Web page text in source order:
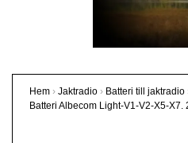
Hem › Jaktradio › Batteri till jaktradio
Batteri Albecom Light-V1-V2-X5-X7.